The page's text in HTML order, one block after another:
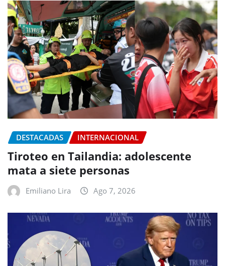
DESTACADAS INTERNACIONAL
Tiroteo en Tailandia: adolescente
mata a siete personas
Emiliano Lira Ago 7, 2026